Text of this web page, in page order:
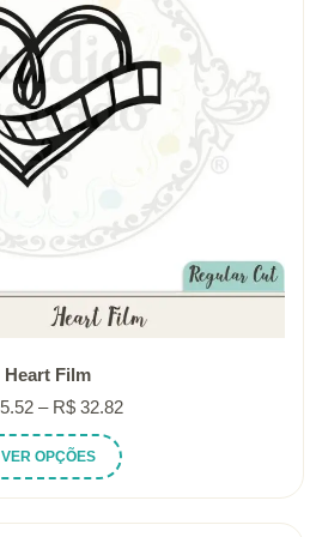
Heart Film
5.52 – R$ 32.82Faixa
através
VER OPÇÕES
produto
tem
várias